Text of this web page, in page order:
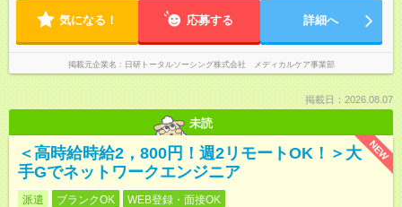
気になる！ 応募する 詳細へ
掲載元企業名 日研トータルソーシング株式会社 メディカルケア事業部
掲載日：2026.08.07
未読
NEW
＜高時給時給2，800円！週2リモートOK！＞大
手Gでネットワークエンジニア
派遣 ブランクOK WEB登録・面接OK